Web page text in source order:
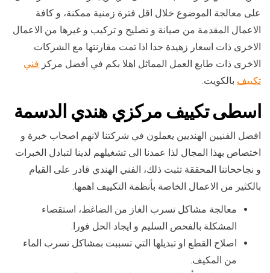
على معالجة الموضوع خلال اقل فترة زمنية ممكنة، و كافة
الاعمال المقدمة من صيانة و تصليح و تركيب و غيرها من الاعمال
الاخرى ذات اسعار زهيدة جدا اذا تمت مقارنتها مع الشركات
الاخرى ذات طابع العمل المماثل اهلا بكم في أفضل مركز فني
تكييف بالكويت.
اسطى تكييف مركزي هندي الدسمة
افضل الفنيين الهنديين يعملون في شركتنا لانهم اصحاب خبرة و
اختصاص بهذا المجال لذا عمدنا الى تشغيلهم لدينا لتبادل الخبرات
و نجاححاتنا المحققة تثبت ذلك، الفني الهندي قادر على القيام
بالكثير من الاعمال الخاصة بأنظمة التكييف اهمها.
معالجة مشاكل تسرب الغاز من الضاغط، استقصاء
المشكلة بالفحص السليم و ايجاد الحل فورا.
اصلاح القطع او تبديلها التي تسببت بمشاكل تسرب الماء
من المكيف.